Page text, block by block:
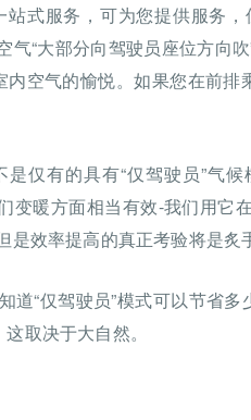
站式服务，可为您提供服务
气“大部分向驾驶员座位方向
内空气的愉悦。如果您在前
是仅有的具有“仅驾驶员”气
变暖方面相当有效-我们用
是效率提高的真正考验将是炙
道“仅驾驶员”模式可以节省
取决于大自然。